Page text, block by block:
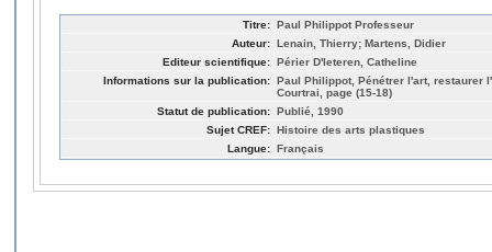
Titre: Paul Philippot Professeur
Auteur: Lenain, Thierry; Martens, Didier
Editeur scientifique: Périer D'Ieteren, Catheline
Informations sur la publication: Paul Philippot, Pénétrer l'art, restaurer
Courtrai, page (15-18)
Statut de publication: Publié, 1990
Sujet CREF: Histoire des arts plastiques
Langue: Français